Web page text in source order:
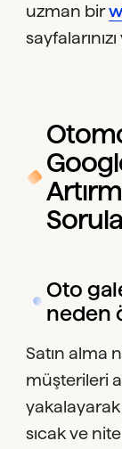
uzman bir
Oto
neden
Satın alma
müşterileri
sıcak ve